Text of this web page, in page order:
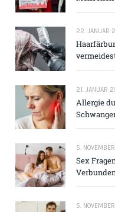
22. JANUAR
21. JANUAR
Allergie
5.
Sex
5.